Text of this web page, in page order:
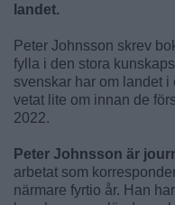
landet.
Peter Johnsson skrev
fylla i den stora
svenskar har om landet
vetat lite om innan de
2022.
Peter Johnsson är
arbetat som
närmare fyrtio år. Han